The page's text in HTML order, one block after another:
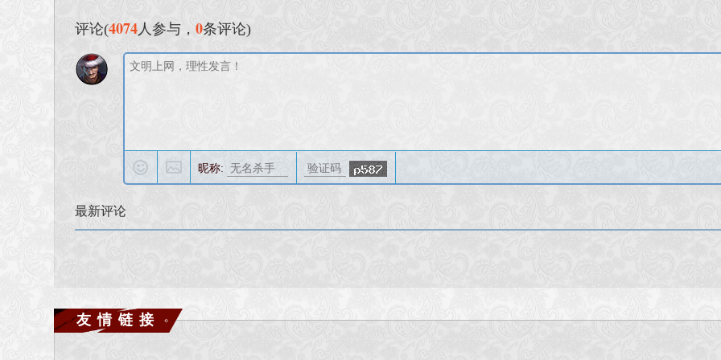
评论(4074 人参与，0条评论)
昵称:
最新评论
友情链接